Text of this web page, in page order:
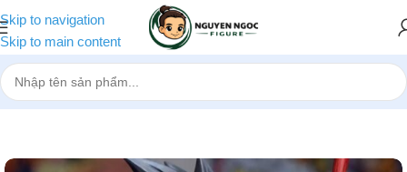
Skip to navigation
Skip to main content
Trang chủ»Cửa hàng»[Pre-order] Mô hình Dragon Ball Goku